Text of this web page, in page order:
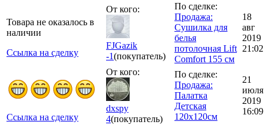
Товара не оказалось в
наличии
Ссылка на сделку
От кого:
FJGazik
-1(покупатель)
По сделке:
Продажа:
Сушилка для
белья
потолочная Lift
Comfort 155 см
18
авг
2019
21:02
Ссылка на сделку
От кого:
dxspy
4(покупатель)
По сделке:
Продажа:
Палатка
Детская
120х120см
21
июля
2019
16:09